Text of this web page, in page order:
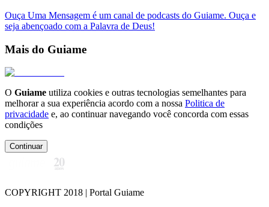
Ouça Uma Mensagem é um canal de podcasts do Guiame. Ouça e
seja abençoado com a Palavra de Deus!
Mais do Guiame
O Guiame utiliza cookies e outras tecnologias semelhantes para
melhorar a sua experiência acordo com a nossa Politica de
privacidade e, ao continuar navegando você concorda com essas
condições
Continuar
COPYRIGHT 2018 | Portal Guiame